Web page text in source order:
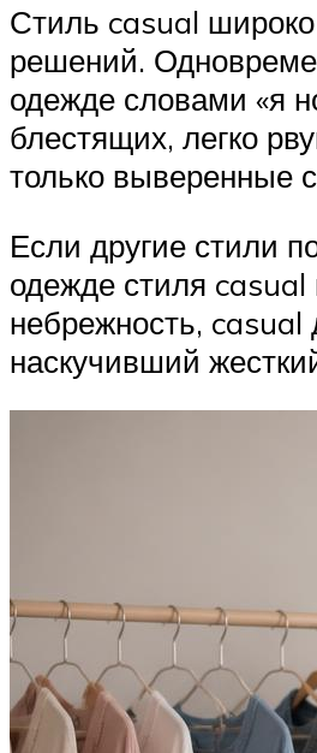
Стиль casual
решений.
одежде словами «я
блестящих, легко
только выверенные
Если другие стили
одежде стиля casual
небрежность,
наскучивший